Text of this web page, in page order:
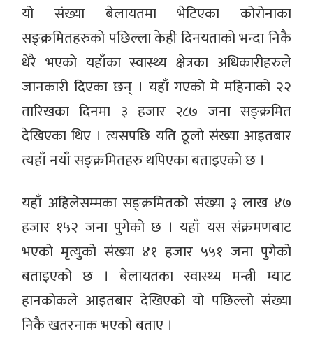
यो संख्या बेलायतमा भेटिएका कोरोनाका
सङ्क्रमितहरुको पछिल्ला केही दिनयताको भन्दा निकै
धेरै भएको यहाँका स्वास्थ्य क्षेत्रका अधिकारीहरुले
जानकारी दिएका छन् । यहाँ गएको मे महिनाको २२
तारिखका दिनमा ३ हजार २८७ जना सङ्क्रमित
देखिएका थिए । त्यसपछि यति ठूलो संख्या आइतबार
त्यहाँ नयाँ सङ्क्रमितहरु थपिएका बताइएको छ ।
यहाँ अहिलेसम्मका सङ्क्रमितको संख्या ३ लाख ४७
हजार १५२ जना पुगेको छ । यहाँ यस संक्रमणबाट
भएको मृत्युको संख्या ४१ हजार ५५१ जना पुगेको
बताइएको छ । बेलायतका स्वास्थ्य मन्त्री म्याट
हानकोकले आइतबार देखिएको यो पछिल्लो संख्या
निकै खतरनाक भएको बताए ।